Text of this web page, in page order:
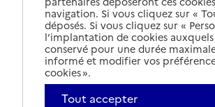
navigation. Si vous cliquez sur «
déposés. Si vous cliquez sur «
l’implantation de cookies
conservé pour une durée
informé et modifier vos
cookies ».
Tout accepter